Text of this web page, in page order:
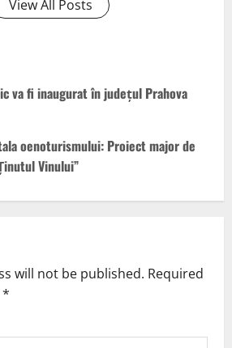
View All Posts
va fi inaugurat în județul Prahova
oenoturismului: Proiect major de
Vinului”
will not be published. Required
*